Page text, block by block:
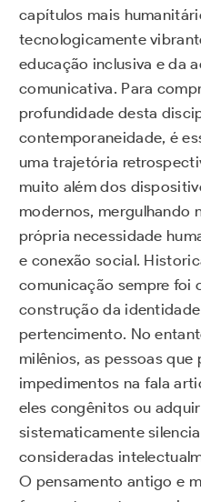
capítulos mais
tecnologicamente
educação inclusiva e da
comunicativa. Para
profundidade desta
contemporaneidade, é
uma trajetória
muito além dos
modernos, mergulhando
própria necessidade
e conexão social.
comunicação sempre foi
construção da
pertencimento. No
milênios, as pessoas que
impedimentos na fala
eles congênitos ou
sistematicamente
consideradas
O pensamento antigo e